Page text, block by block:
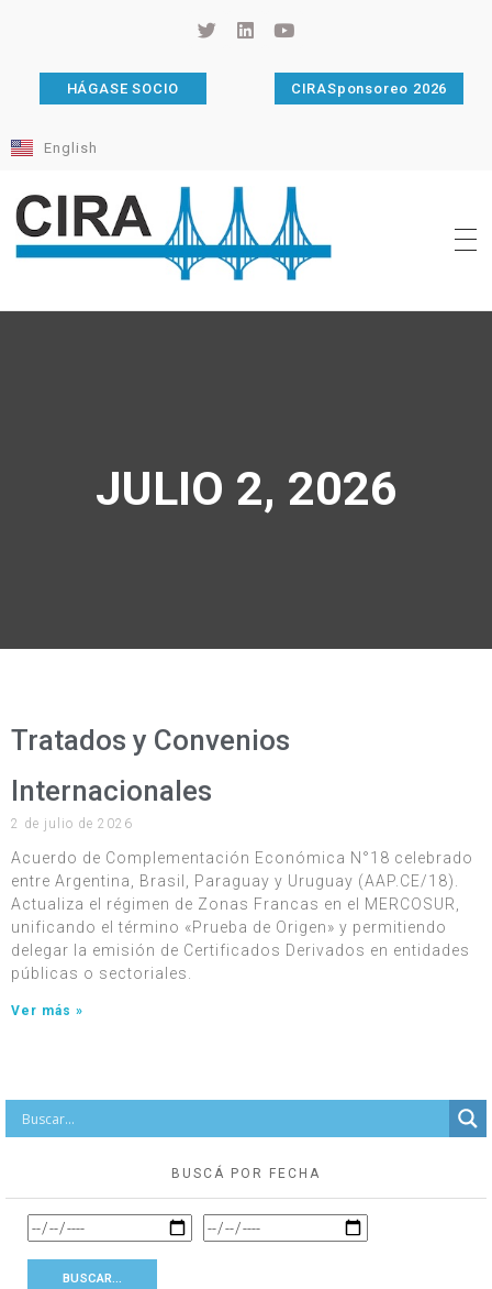
HÁGASE SOCIO CIRASponsoreo 2026
English
JULIO 2, 2026
Tratados y Convenios
Internacionales
2 de julio de 2026
Acuerdo de Complementación Económica N°18 celebrado
entre Argentina, Brasil, Paraguay y Uruguay (AAP.CE/18).
Actualiza el régimen de Zonas Francas en el MERCOSUR,
unificando el término «Prueba de Origen» y permitiendo
delegar la emisión de Certificados Derivados en entidades
públicas o sectoriales.
Ver más »
BUSCÁ POR FECHA